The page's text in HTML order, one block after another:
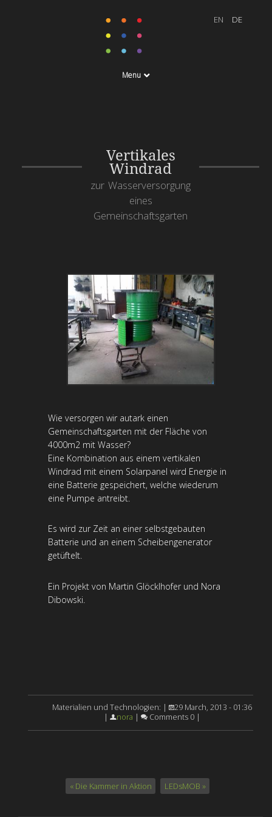
Menu
Vertikales
Windrad
zur Wasserversorgung
eines
Gemeinschaftsgarten
Wie versorgen wir autark einen
Gemeinschaftsgarten mit der Fläche von
4000m2 mit Wasser?
Eine Kombination aus einem vertikalen
Windrad mit einem Solarpanel wird Energie in
eine Batterie gespeichert, welche wiederum
eine Pumpe antreibt.
Es wird zur Zeit an einer selbstgebauten
Batterie und an einem Scheibengenerator
getüftelt.
Ein Projekt von Martin Glöcklhofer und Nora
Dibowski.
Materialien und Technologien: |
29 March, 2013 - 01:36
|
nora | Comments 0 |
« Die Kammer in Aktion LEDsMOB »